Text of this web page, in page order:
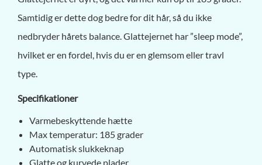
Samtidig er dette dog bedre for dit hår, så du ikke
nedbryder hårets balance. Glattejernet har ”sleep mode”,
hvilket er en fordel, hvis du er en glemsom eller travl
type.
Specifikationer
Varmebeskyttende hætte
Max temperatur: 185 grader
Automatisk slukkeknap
Glatte og kurvede plader